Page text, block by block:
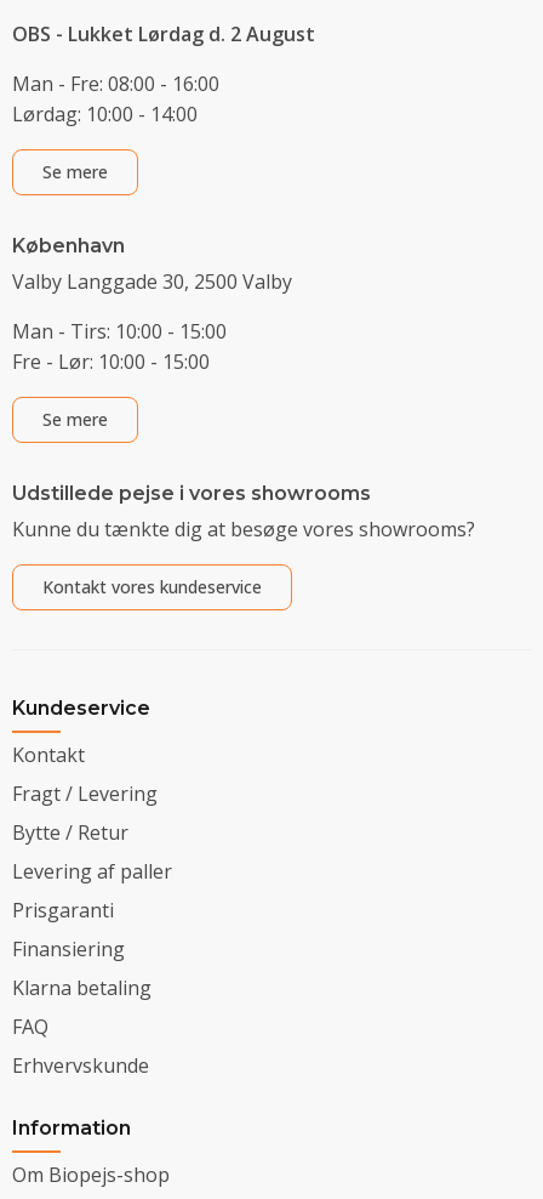
OBS - Lukket Lørdag d. 2 August
Man - Fre: 08:00 - 16:00
Lørdag: 10:00 - 14:00
Se mere
København
Valby Langgade 30, 2500 Valby
Man - Tirs: 10:00 - 15:00
Fre - Lør: 10:00 - 15:00
Se mere
Udstillede pejse i vores showrooms
Kunne du tænkte dig at besøge vores showrooms?
Kontakt vores kundeservice
Kundeservice
Kontakt
Fragt / Levering
Bytte / Retur
Levering af paller
Prisgaranti
Finansiering
Klarna betaling
FAQ
Erhvervskunde
Information
Om Biopejs-shop